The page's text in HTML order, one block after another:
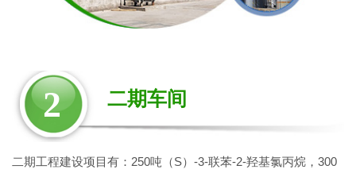
2 二期车间
二期工程建设项目有：250吨（S）-3-联苯-2-羟基氯丙烷，300